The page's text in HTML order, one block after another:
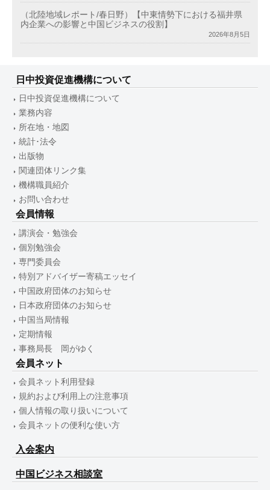
（北陸地域レポート/春日野）【中東情勢下における福井県
内企業への影響と中国ビジネスの役割】
2026年8月5日
日中投資促進機構について
日中投資促進機構について
業務内容
所在地・地図
統計･法令
出版物
関連団体リンク集
機構職員紹介
お問い合わせ
会員情報
講演会・勉強会
個別勉強会
専門委員会
特別アドバイザー寄稿エッセイ
中国政府団体のお知らせ
日本政府団体のお知らせ
中国当局情報
定期情報
事務局長 岡がゆく
会員ネット
会員ネット利用登録
規約および利用上の注意事項
個人情報の取り扱いについて
会員ネットの便利な使い方
入会案内
中国ビジネス相談室